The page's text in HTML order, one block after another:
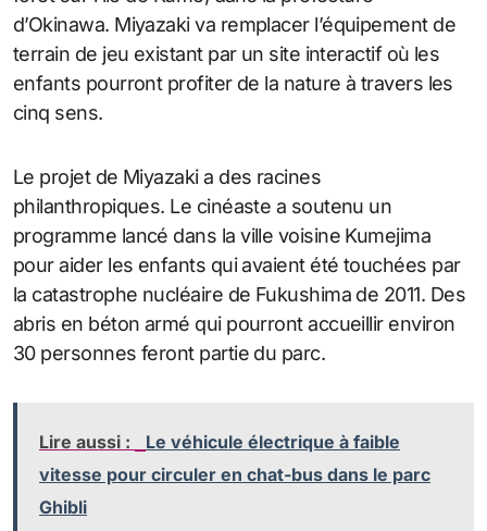
d’Okinawa. Miyazaki va remplacer l’équipement de
terrain de jeu existant par un site interactif où les
enfants pourront profiter de la nature à travers les
cinq sens.
Le projet de Miyazaki a des racines
philanthropiques. Le cinéaste a soutenu un
programme lancé dans la ville voisine Kumejima
pour aider les enfants qui avaient été touchées par
la catastrophe nucléaire de Fukushima de 2011. Des
abris en béton armé qui pourront accueillir environ
30 personnes feront partie du parc.
Lire aussi :
Le véhicule électrique à faible
vitesse pour circuler en chat-bus dans le parc
Ghibli